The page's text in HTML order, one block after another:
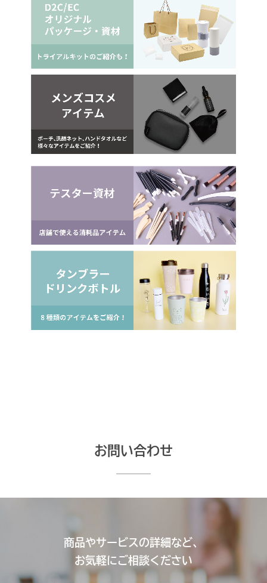
お問い合わせ
商品やサービスの詳細など、
お気軽にご相談ください